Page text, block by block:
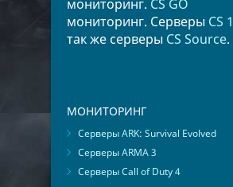
мониторинг. CS GO
мониторинг. Серверы CS
так же серверы CS Source.
МОНИТОРИНГ
Серверы ARK: Survival Evolved
Серверы ARMA 3
Серверы Call of Duty 4